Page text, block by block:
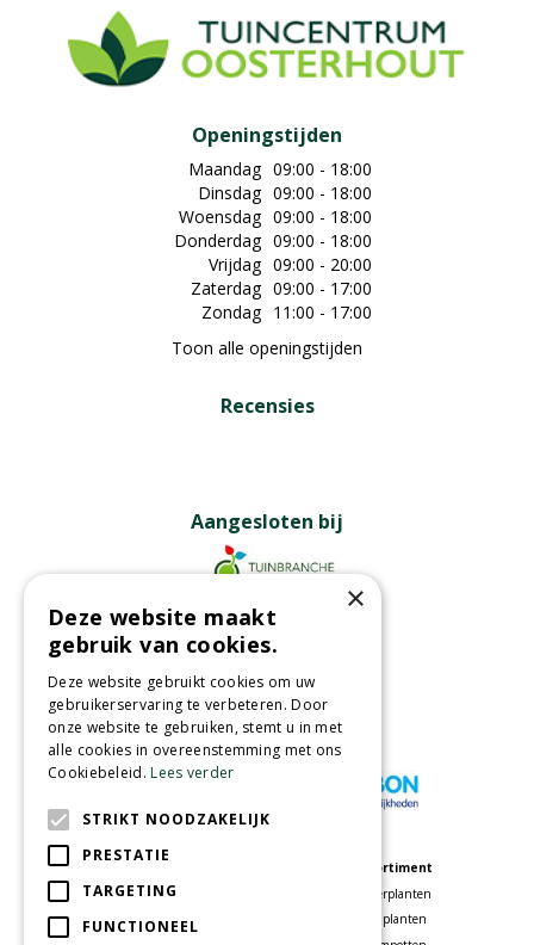
Openingstijden
Maandag 09:00 - 18:00
Dinsdag 09:00 - 18:00
Woensdag 09:00 - 18:00
Donderdag 09:00 - 18:00
Vrijdag 09:00 - 20:00
Zaterdag 09:00 - 17:00
Zondag 11:00 - 17:00
Toon alle openingstijden
Recensies
Aangesloten bij
Partners
Wij accepteren
Tuincentrum
Speelparadijs
Assortiment
Kamerplanten
Tuinplanten
×
Deze website maakt
gebruik van cookies.
Deze website gebruikt cookies om uw
gebruikerservaring te verbeteren. Door
onze website te gebruiken, stemt u in met
alle cookies in overeenstemming met ons
Cookiebeleid.Lees verder
STRIKT NOODZAKELIJK
PRESTATIE
TARGETING
FUNCTIONEEL